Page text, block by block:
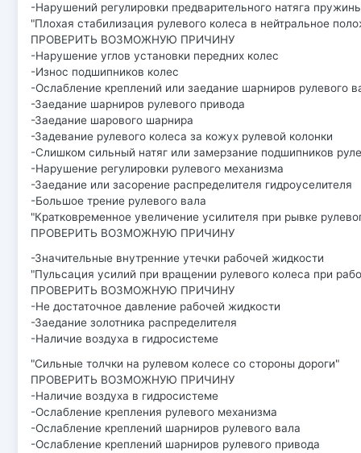
-Нарушений регулировки предварительного натяга
"Плохая стабилизация рулевого колеса в нейтральное
ПРОВЕРИТЬ ВОЗМОЖНУЮ ПРИЧИНУ
-Нарушение углов установки передних колес
-Износ подшипников колес
-Ослабление креплений или заедание шарниров рулевого
-Заедание шарниров рулевого привода
-Заедание шарового шарнира
-Задевание рулевого колеса за кожух рулевой колонки
-Слишком сильный натяг или замерзание подшипников
-Нарушение регулировки рулевого механизма
-Заедание или засорение распределителя гидроуселителя
-Большое трение рулевого вала
"Кратковременное увеличение усилителя при рывке
ПРОВЕРИТЬ ВОЗМОЖНУЮ ПРИЧИНУ
-Значительные внутренние утечки рабочей жидкости
"Пульсация усилий при вращении рулевого колеса при
ПРОВЕРИТЬ ВОЗМОЖНУЮ ПРИЧИНУ
-Не достаточное давление рабочей жидкости
-Заедание золотника распределителя
-Наличие воздуха в гидросистеме
"Сильные толчки на рулевом колесе со стороны дороги"
ПРОВЕРИТЬ ВОЗМОЖНУЮ ПРИЧИНУ
-Наличие воздуха в гидросистеме
-Ослабление крепления рулевого механизма
-Ослабление креплений шарниров рулевого вала
-Ослабление креплений шарниров рулевого привода